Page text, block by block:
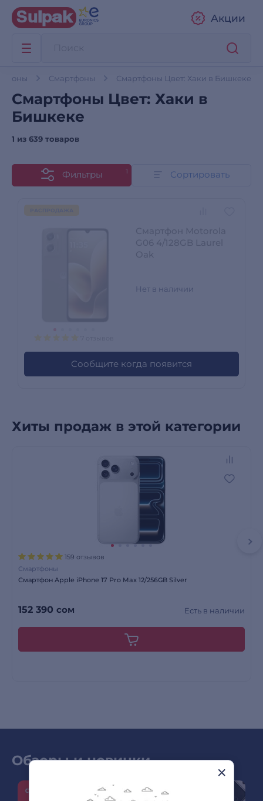
Акции
Смартфоны Смартфоны Цвет: Хаки в Бишкеке
Смартфоны Цвет: Хаки в
Бишкеке
1 из 639 товаров
Фильтры 1 Сортировать
Нет в наличии
Сообщите когда появится
Хиты продаж в этой категории
159 отзывов
Смартфоны
Смартфон Apple iPhone 17 Pro Max 12/256GB Silver
152 390 сом Есть в наличии
Обзоры и новинки